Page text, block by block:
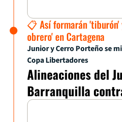
📋 Así formarán
obrero' en Cartagena
Junior y Cerro Porteño se
Copa Libertadores
Alineaciones del
Barranquilla